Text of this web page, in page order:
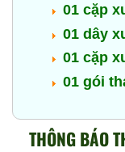
01 cặp
01 dây
01 cặp
01 gói
THÔNG BÁO